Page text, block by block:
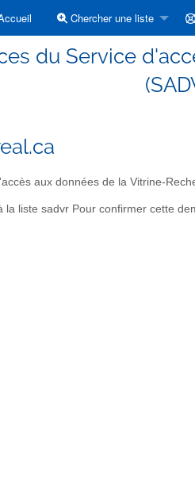
Chercher une liste
du Service
aux données de la Vitrine-
la liste sadvr Pour confirmer cette